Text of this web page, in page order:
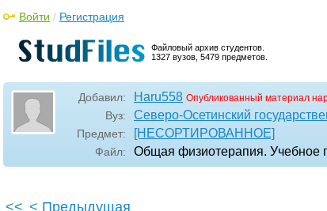
Файловый архив студентов.
1327 вузов, 5479 предметов.
Войти / Регистрация
Добавил: Haru558 Опубликованный материал
Вуз: Северо-Осетинский
Предмет: [НЕСОРТИРОВАННОЕ]
Файл: Общая физиотерапия. Учебное
<< < Предыдущая